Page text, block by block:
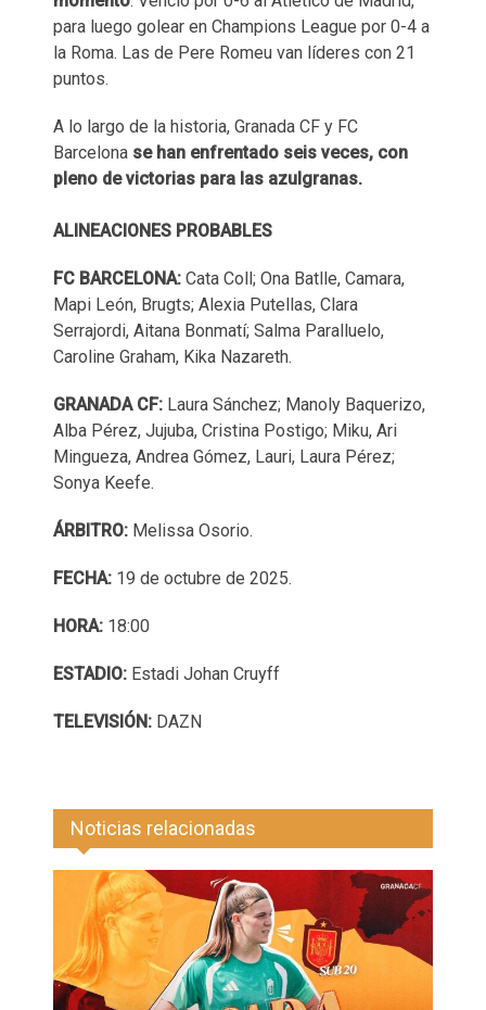
para luego golear en Champions League por 0-4 a
la Roma. Las de Pere Romeu van líderes con 21
puntos.
A lo largo de la historia, Granada CF y FC
Barcelona se han enfrentado seis veces, con
pleno de victorias para las azulgranas.
ALINEACIONES PROBABLES
FC BARCELONA: Cata Coll; Ona Batlle, Camara,
Mapi León, Brugts; Alexia Putellas, Clara
Serrajordi, Aitana Bonmatí; Salma Paralluelo,
Caroline Graham, Kika Nazareth.
GRANADA CF: Laura Sánchez; Manoly Baquerizo,
Alba Pérez, Jujuba, Cristina Postigo; Miku, Ari
Mingueza, Andrea Gómez, Lauri, Laura Pérez;
Sonya Keefe.
ÁRBITRO: Melissa Osorio.
FECHA: 19 de octubre de 2025.
HORA: 18:00
ESTADIO: Estadi Johan Cruyff
TELEVISIÓN: DAZN
Noticias relacionadas